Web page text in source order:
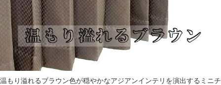
温もり溢れるブラウン色が穏やかなアジアンインテリを演出するミニチ